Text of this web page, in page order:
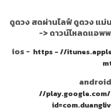
ดูดวง สดผ่านไลฟ์ ดูดวง แ
-> ดาวน์โหลดแอพ
ios - https - //
//